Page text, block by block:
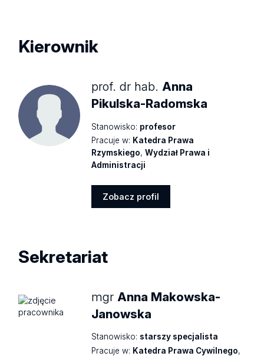
Kierownik
prof. dr hab.Anna
Pikulska-Radomska
Stanowisko: profesor
Pracuje w: Katedra Prawa
Rzymskiego,Wydział Prawa i
Administracji
Zobacz profil
Sekretariat
mgr Anna Makowska-
Janowska
Stanowisko: starszy specjalista
Pracuje w: Katedra Prawa Cywilnego,